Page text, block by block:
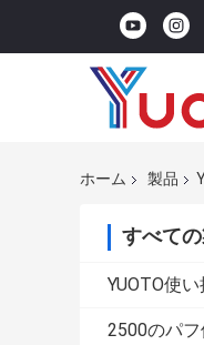
ホーム 製品
すべて
YUOTO使
2500のパ